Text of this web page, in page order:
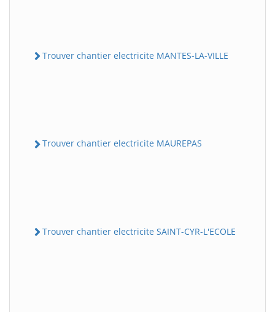
Trouver chantier electricite MANTES-LA-VILLE
Trouver chantier electricite MAUREPAS
Trouver chantier electricite SAINT-CYR-L'ECOLE